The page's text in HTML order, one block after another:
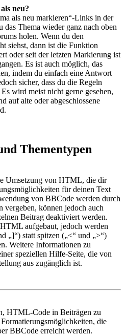
neu?
als neu markieren“-Links in der
das Thema wieder ganz nach oben
holen. Wenn du den
siehst, dann ist die Funktion
oder seit der letzten Markierung ist
Es ist auch möglich, das
indem du einfach eine Antwort
sicher, dass du die Regeln
wird meist nicht gerne gesehen,
auf alte oder abgeschlossene
Thementypen
Umsetzung von HTML, die dir
für deinen Text
von BBCode werden durch
können jedoch auch
Beitrag deaktiviert werden.
aufgebaut, jedoch werden
„]“) statt spitzen („<“ und „>“)
Weitere Informationen zu
speziellen Hilfe-Seite, die von
aus zugänglich ist.
HTML-Code in Beiträgen zu
die
BBCode erreicht werden.